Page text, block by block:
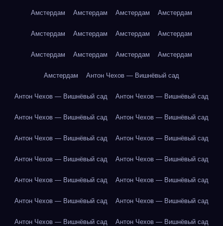
Амстердам Амстердам Амстердам Амстердам
Амстердам Амстердам Амстердам Амстердам
Амстердам Амстердам Амстердам Амстердам
Амстердам Антон Чехов — Вишнёвый сад
Антон Чехов — Вишнёвый сад Антон Чехов — Вишнёвый сад
Антон Чехов — Вишнёвый сад Антон Чехов — Вишнёвый сад
Антон Чехов — Вишнёвый сад Антон Чехов — Вишнёвый сад
Антон Чехов — Вишнёвый сад Антон Чехов — Вишнёвый сад
Антон Чехов — Вишнёвый сад Антон Чехов — Вишнёвый сад
Антон Чехов — Вишнёвый сад Антон Чехов — Вишнёвый сад
Антон Чехов — Вишнёвый сад Антон Чехов — Вишнёвый сад